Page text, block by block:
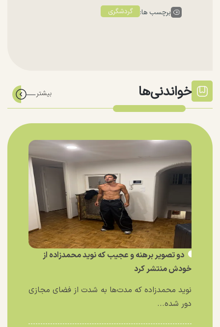
برچسب ها: گردشگری
خواندنی‌ها
دو تصویر برهنه و عجیب که نوید محمدزاده از
خودش منتشر کرد
نوید محمدزاده که مدت‌ها به شدت از فضای مجازی
دور شده...